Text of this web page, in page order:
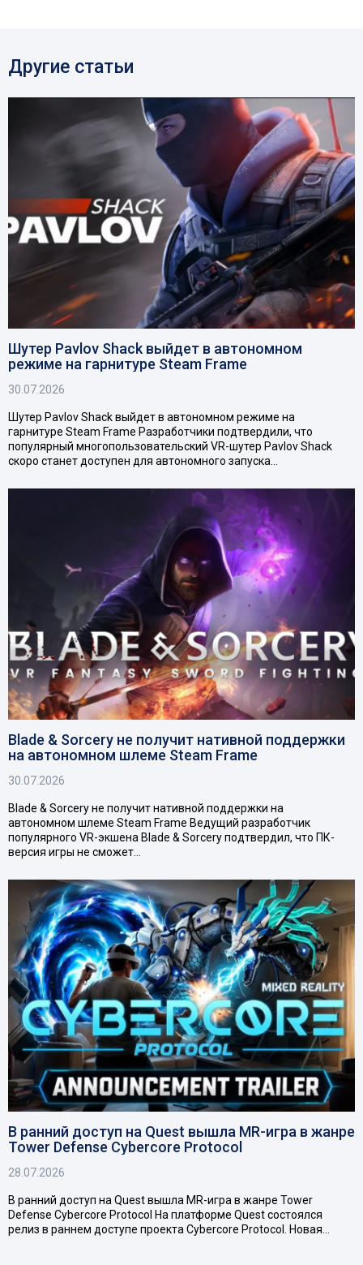
Другие статьи
Шутер Pavlov Shack выйдет в автономном
режиме на гарнитуре Steam Frame
30.07.2026
Шутер Pavlov Shack выйдет в автономном режиме на
гарнитуре Steam Frame Разработчики подтвердили, что
популярный многопользовательский VR-шутер Pavlov Shack
скоро станет доступен для автономного запуска…
Blade & Sorcery не получит нативной поддержки
на автономном шлеме Steam Frame
30.07.2026
Blade & Sorcery не получит нативной поддержки на
автономном шлеме Steam Frame Ведущий разработчик
популярного VR-экшена Blade & Sorcery подтвердил, что ПК-
версия игры не сможет…
В ранний доступ на Quest вышла MR-игра в жанре
Tower Defense Cybercore Protocol
28.07.2026
В ранний доступ на Quest вышла MR-игра в жанре Tower
Defense Cybercore Protocol На платформе Quest состоялся
релиз в раннем доступе проекта Cybercore Protocol. Новая…